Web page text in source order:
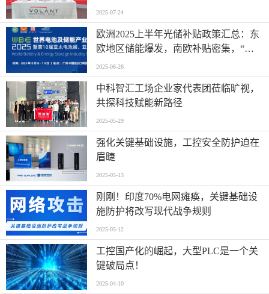
2025-07-24
欧洲2025上半年光储补贴政策汇总：东
欧地区储能爆发，南欧补贴密集，“削
光补储”模式迅速扩张
2025-06-26
中科智汇工场企业家代表团莅临旷视，
共探科技赋能新路径
2025-05-29
强化关键基础设施，工控安全防护迫在
眉睫
2025-05-13
刚刚！印度70%电网瘫痪，关键基础设
施防护将改写现代战争规则
2025-05-12
工控国产化的崛起，大型PLC是一个关
键破局点！
2025-04-10